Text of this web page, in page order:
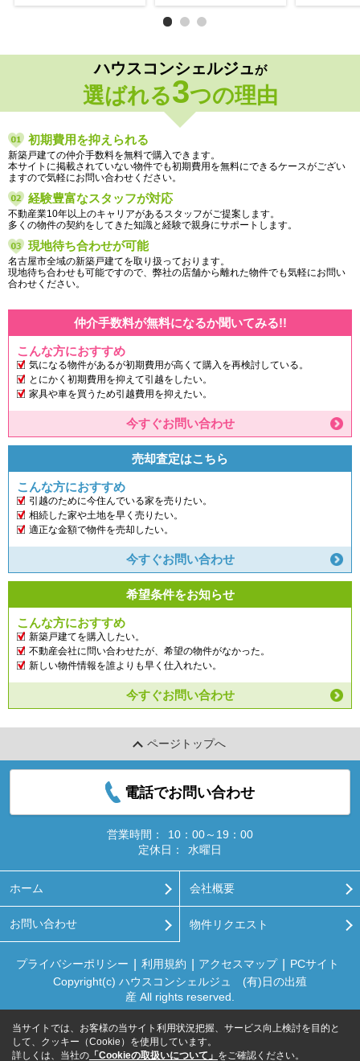
ハウスコンシェルジュが
選ばれる3つの理由
初期費用を抑えられる
新築戸建ての仲介手数料を無料で購入できます。
本サイトに掲載されていない物件でも初期費用を無料にできるケースがござい
ますので気軽にお問い合わせください。
経験豊富なスタッフが対応
不動産業10年以上のキャリアがあるスタッフがご提案します。
多くの物件の契約をしてきた知識と経験で親身にサポートします。
現地待ち合わせが可能
名古屋市全域の新築戸建てを取り扱っております。
現地待ち合わせも可能ですので、弊社の店舗から離れた物件でも気軽にお問い
合わせください。
仲介手数料が無料になるか聞いてみる!!
こんな方におすすめ
気になる物件があるが初期費用が高くて購入を再検討している。
とにかく初期費用を抑えて引越をしたい。
家具や車を買うため引越費用を抑えたい。
今すぐお問い合わせ
売却査定はこちら
こんな方におすすめ
引越のために今住んでいる家を売りたい。
相続した家や土地を早く売りたい。
適正な金額で物件を売却したい。
今すぐお問い合わせ
希望条件をお知らせ
こんな方におすすめ
新築戸建てを購入したい。
不動産会社に問い合わせたが、希望の物件がなかった。
新しい物件情報を誰よりも早く仕入れたい。
今すぐお問い合わせ
ページトップへ
電話でお問い合わせ
営業時間：
10：00～19：00
定休日：
水曜日
ホーム 会社概要
お問い合わせ 物件リクエスト
プライバシーポリシー 利用規約 アクセスマップ
PCサイト
Copyright(c) ハウスコンシェルジュ (有)日の出殖
産 All rights reserved.
当サイトでは、お客様の当サイト利用状況把握、サービス向上検討を目的と
して、クッキー（Cookie）を使用しています。
詳しくは、当社の 「Cookieの取扱いについて」 をご確認ください。